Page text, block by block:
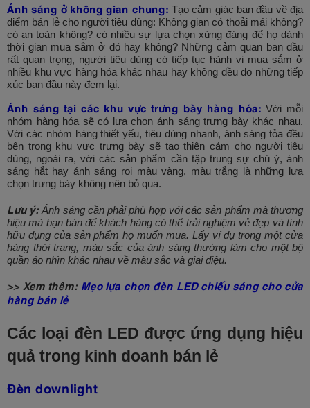
Ánh sáng ở không gian chung: Tạo cảm giác ban đầu về địa
điểm bán lẻ cho người tiêu dùng: Không gian có thoải mái không?
có an toàn không? có nhiều sự lựa chọn xứng đáng để họ dành
thời gian mua sắm ở đó hay không? Những cảm quan ban đầu
rất quan trọng, người tiêu dùng có tiếp tục hành vi mua sắm ở
nhiều khu vực hàng hóa khác nhau hay không đều do những tiếp
xúc ban đầu này đem lại.
Ánh sáng tại các khu vực trưng bày hàng hóa: Với mỗi
nhóm hàng hóa sẽ có lựa chọn ánh sáng trưng bày khác nhau.
Với các nhóm hàng thiết yếu, tiêu dùng nhanh, ánh sáng tỏa đều
bên trong khu vực trưng bày sẽ tạo thiện cảm cho người tiêu
dùng, ngoài ra, với các sản phẩm cần tập trung sự chú ý, ánh
sáng hắt hay ánh sáng rọi màu vàng, màu trắng là những lựa
chọn trưng bày không nên bỏ qua.
Lưu ý:Ánh sáng cần phải phù hợp với các sản phẩm mà thương
hiệu mà bạn bán để khách hàng có thể trải nghiệm vẻ đẹp và tính
hữu dụng của sản phẩm họ muốn mua. Lấy ví dụ trong một cửa
hàng thời trang, màu sắc của ánh sáng thường làm cho một bộ
quần áo nhìn khác nhau về màu sắc và giai điệu.
>> Xem thêm: Mẹo lựa chọn đèn LED chiếu sáng cho cửa
hàng bán lẻ
Các loại đèn LED được ứng dụng hiệu
quả trong kinh doanh bán lẻ
Đèn downlight